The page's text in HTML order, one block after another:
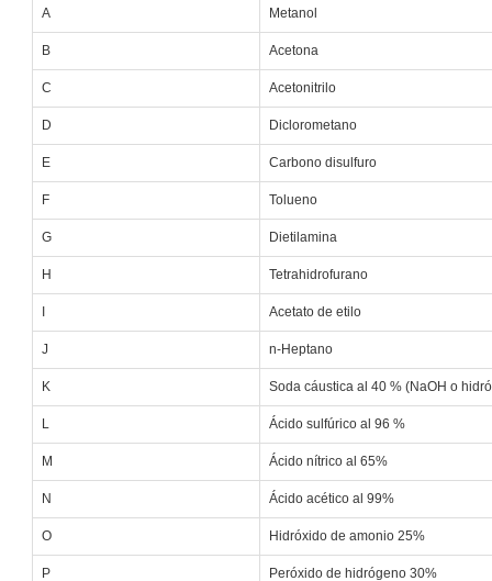
A Metanol
B Acetona
C Acetonitrilo
D Diclorometano
E Carbono disulfuro
F Tolueno
G Dietilamina
H Tetrahidrofurano
Acetato de etilo
J n-Heptano
K Soda cáustica al 40 % (NaOH o
L Ácido sulfúrico al 96 %
M Ácido nítrico al 65%
N Ácido acético al 99%
O Hidróxido de amonio 25%
P Peróxido de hidrógeno 30%